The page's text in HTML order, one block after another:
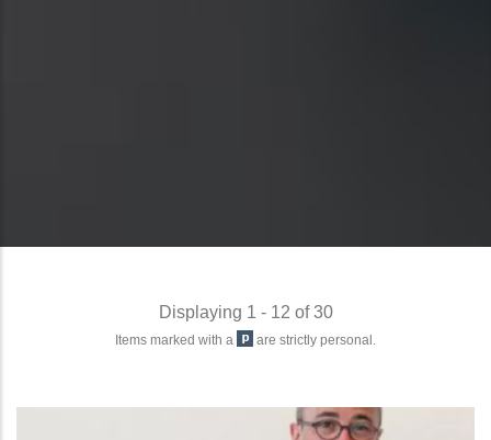
Displaying 1 - 12 of 30
Items marked with a are strictly personal.